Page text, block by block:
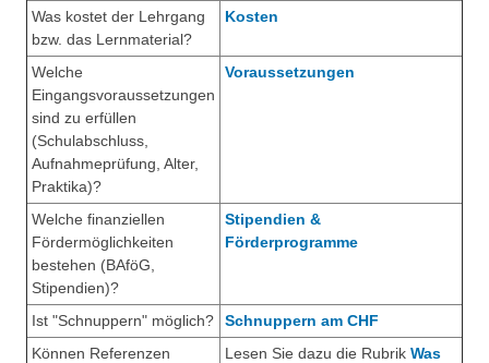
Was kostet der Lehrgang
bzw. das Lernmaterial?
Kosten
Welche
Eingangsvoraussetzungen
sind zu erfüllen
(Schulabschluss,
Aufnahmeprüfung, Alter,
Praktika)?
Voraussetzungen
Welche finanziellen
Fördermöglichkeiten
bestehen (BAföG,
Stipendien)?
Stipendien &
Förderprogramme
Ist "Schnuppern" möglich?
Schnuppern am CHF
Können Referenzen
Lesen Sie dazu die Rubrik Was